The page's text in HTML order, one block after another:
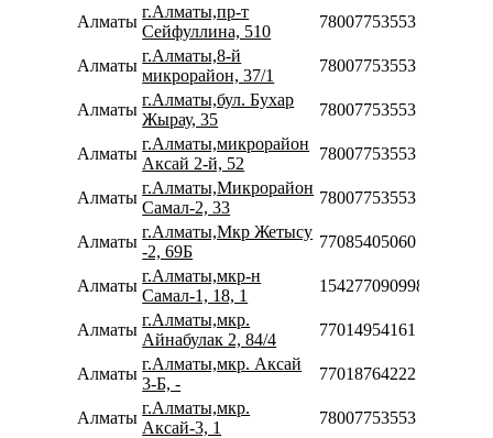
Алматы
г.Алматы,пр-т
Сейфуллина, 510
78007753553
Алматы
г.Алматы,8-й
микрорайон, 37/1
78007753553
Алматы
г.Алматы,бул. Бухар
Жырау, 35
78007753553
Алматы
г.Алматы,микрорайон
Аксай 2-й, 52
78007753553
Алматы
г.Алматы,Микрорайон
Самал-2, 33
78007753553
Алматы
г.Алматы,Мкр Жетысу
-2, 69Б
77085405060
Алматы
г.Алматы,мкр-н
Самал-1, 18, 1
154277090998
Алматы
г.Алматы,мкр.
Айнабулак 2, 84/4
77014954161
Алматы
г.Алматы,мкр. Аксай
3-Б, -
77018764222
Алматы
г.Алматы,мкр.
Аксай-3, 1
78007753553